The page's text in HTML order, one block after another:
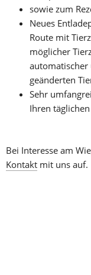
sowie zum
Neues
Route mit
möglicher
automatischer
geänderten
Sehr
Ihren
Kontakt mit uns auf.